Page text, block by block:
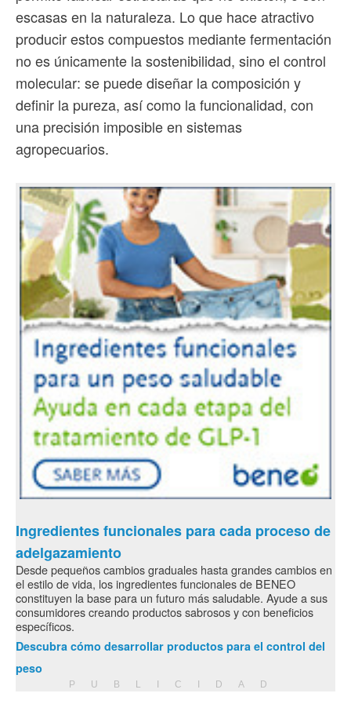
escasas en la naturaleza. Lo que hace atractivo
producir estos compuestos mediante fermentación
no es únicamente la sostenibilidad, sino el control
molecular: se puede diseñar la composición y
definir la pureza, así como la funcionalidad, con
una precisión imposible en sistemas
agropecuarios.
Ingredientes funcionales para cada proceso de
adelgazamiento
Desde pequeños cambios graduales hasta grandes cambios en
el estilo de vida, los ingredientes funcionales de BENEO
constituyen la base para un futuro más saludable. Ayude a sus
consumidores creando productos sabrosos y con beneficios
específicos.
Descubra cómo desarrollar productos para el control del
peso
PUBLICIDAD